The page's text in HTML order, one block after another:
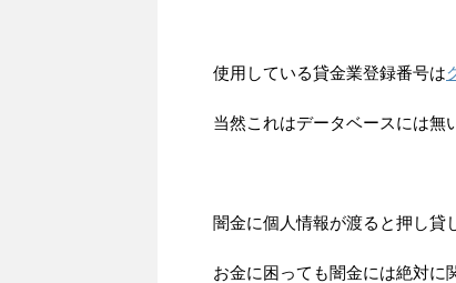
使用している貸金業登録番号は
当然これはデータベースには無
闇金に個人情報が渡ると押し貸
お金に困っても闇金には絶対に